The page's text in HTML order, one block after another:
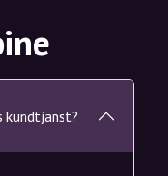
kundtjänst?